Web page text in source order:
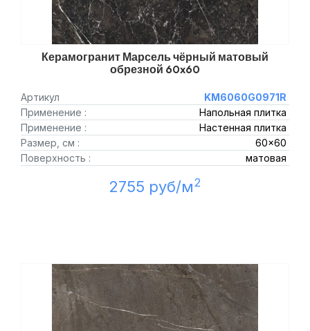
Керамогранит Марсель чёрный матовый
обрезной 60x60
Артикул
KM6060G0971R
Применение :
Напольная плитка
Применение :
Настенная плитка
Размер, см :
60x60
Поверхность :
матовая
2755 руб/м2